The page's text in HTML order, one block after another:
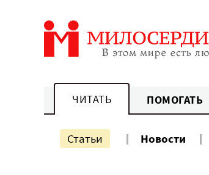
ЧИТАТЬ ПОМОГАТЬ
Статьи Новости